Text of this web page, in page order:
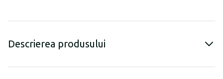
Descrierea produsului